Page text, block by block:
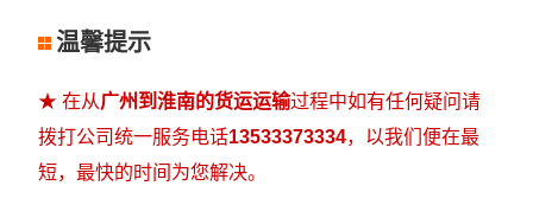
温馨提示
★ 在从广州到淮南的货运运输过程中如有任何疑问请
拨打公司统一服务电话13533373334，以我们便在最
短，最快的时间为您解决。